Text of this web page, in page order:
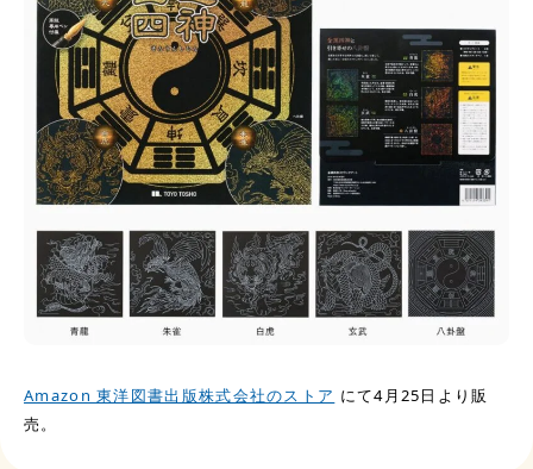
Amazon 東洋図書出版株式会社のストア にて4月25日より販
売。